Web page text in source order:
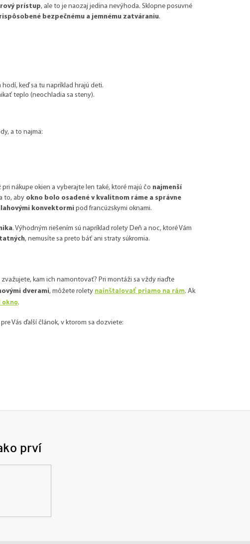
prístup, ale to je naozaj jedina nevýhoda. Sklopne posuvné
bezpečnému a jemnému zatváraniu.
keď sa tu napríklad hrajú deti.
teplo (neochladia sa steny).
a to najmä:
nákupe okien a vyberajte len také, ktoré majú čo najmenší
to, aby okno bolo osadené v kvalitnom ráme a správne
konvektormi pod francúzskymi oknami.
. Výhodným riešením sú napríklad rolety Deň a noc, ktoré Vám
, nemusíte sa preto báť ani straty súkromia.
zvažujete, kam ich namontovať? Pri montáži sa vždy riaďte
dverami, môžete rolety nainštalovať priamo na rám. Ak
okno.
Vás ďalší článok, v ktorom sa dozviete:
prví